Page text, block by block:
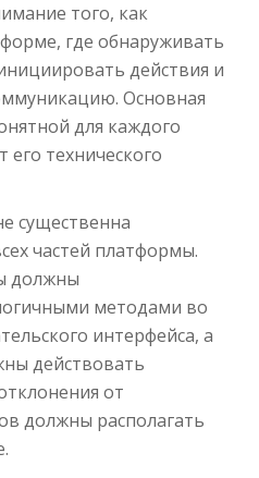
того, как
где обнаруживать
действия и
Основная
для каждого
его технического
существенна
частей платформы.
должны
методами во
интерфейса, а
действовать
от
должны располагать